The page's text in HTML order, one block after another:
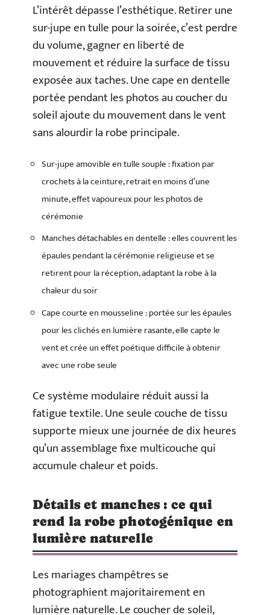
L’intérêt dépasse l’esthétique. Retirer une
sur-jupe en tulle pour la soirée, c’est perdre
du volume, gagner en liberté de
mouvement et réduire la surface de tissu
exposée aux taches. Une cape en dentelle
portée pendant les photos au coucher du
soleil ajoute du mouvement dans le vent
sans alourdir la robe principale.
Sur-jupe amovible en tulle souple : fixation par
crochets à la ceinture, retrait en moins d’une
minute, effet vapoureux pour les photos de
cérémonie
Manches détachables en dentelle : elles couvrent les
épaules pendant la cérémonie religieuse et se
retirent pour la réception, adaptant la robe à la
chaleur du soir
Cape courte en mousseline : portée sur les épaules
pour les clichés en lumière rasante, elle capte le
vent et crée un effet poétique difficile à obtenir
avec une robe seule
Ce système modulaire réduit aussi la
fatigue textile. Une seule couche de tissu
supporte mieux une journée de dix heures
qu’un assemblage fixe multicouche qui
accumule chaleur et poids.
Détails et manches : ce qui
rend la robe photogénique en
lumière naturelle
Les mariages champêtres se
photographient majoritairement en
lumière naturelle. Le coucher de soleil,